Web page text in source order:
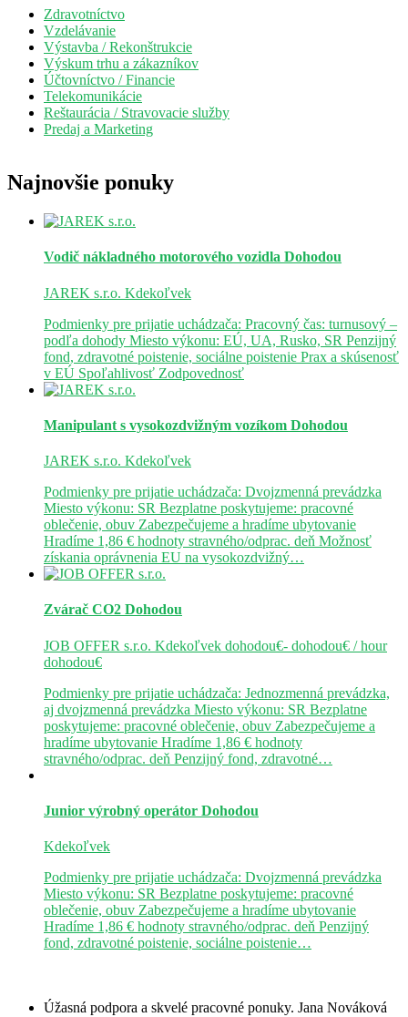
Zdravotníctvo
Vzdelávanie
Výstavba / Rekonštrukcie
Výskum trhu a zákazníkov
Účtovníctvo / Financie
Telekomunikácie
Reštaurácia / Stravovacie služby
Predaj a Marketing
Najnovšie ponuky
Vodič nákladného motorového vozidla Dohodou
JAREK s.r.o. Kdekoľvek
Podmienky pre prijatie uchádzača: Pracovný čas: turnusový –
podľa dohody Miesto výkonu: EÚ, UA, Rusko, SR Penzijný
fond, zdravotné poistenie, sociálne poistenie Prax a skúsenosť
v EÚ Spoľahlivosť Zodpovednosť
Manipulant s vysokozdvižným vozíkom Dohodou
JAREK s.r.o. Kdekoľvek
Podmienky pre prijatie uchádzača: Dvojzmenná prevádzka
Miesto výkonu: SR Bezplatne poskytujeme: pracovné
oblečenie, obuv Zabezpečujeme a hradíme ubytovanie
Hradíme 1,86 € hodnoty stravného/odprac. deň Možnosť
získania oprávnenia EU na vysokozdvižný…
Zvárač CO2 Dohodou
JOB OFFER s.r.o. Kdekoľvek dohodou€- dohodou€ / hour
dohodou€
Podmienky pre prijatie uchádzača: Jednozmenná prevádzka,
aj dvojzmenná prevádzka Miesto výkonu: SR Bezplatne
poskytujeme: pracovné oblečenie, obuv Zabezpečujeme a
hradíme ubytovanie Hradíme 1,86 € hodnoty
stravného/odprac. deň Penzijný fond, zdravotné…
Junior výrobný operátor Dohodou
Kdekoľvek
Podmienky pre prijatie uchádzača: Dvojzmenná prevádzka
Miesto výkonu: SR Bezplatne poskytujeme: pracovné
oblečenie, obuv Zabezpečujeme a hradíme ubytovanie
Hradíme 1,86 € hodnoty stravného/odprac. deň Penzijný
fond, zdravotné poistenie, sociálne poistenie…
Úžasná podpora a skvelé pracovné ponuky. Jana Nováková